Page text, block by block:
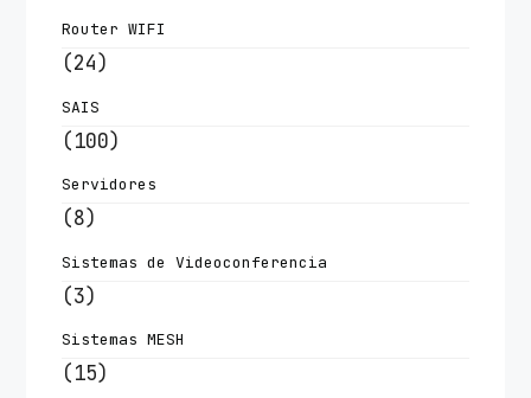
Router WIFI
(24)
SAIS
(100)
Servidores
(8)
Sistemas de Videoconferencia
(3)
Sistemas MESH
(15)